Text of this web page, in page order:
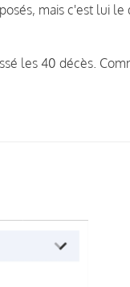
mais c'est lui
les 40 décès.